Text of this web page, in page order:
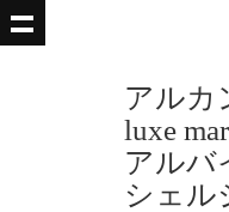
アルカ
luxe
アルバ
シェル